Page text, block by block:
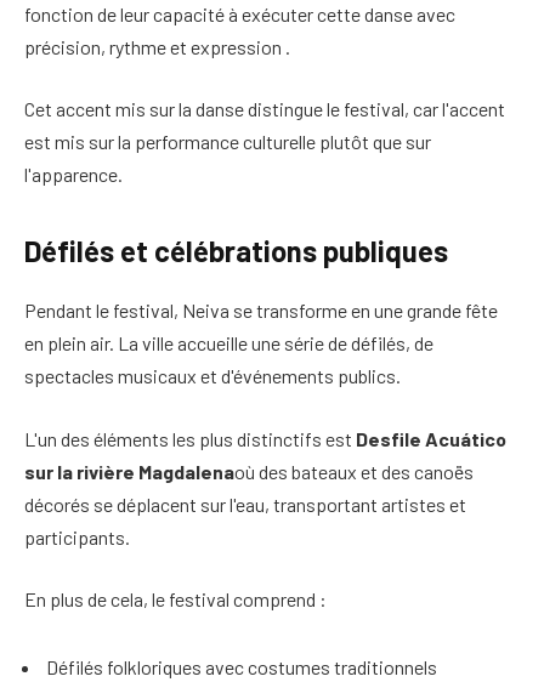
fonction de leur capacité à exécuter cette danse avec
précision, rythme et expression .
Cet accent mis sur la danse distingue le festival, car l'accent
est mis sur la performance culturelle plutôt que sur
l'apparence.
Défilés et célébrations publiques
Pendant le festival, Neiva se transforme en une grande fête
en plein air. La ville accueille une série de défilés, de
spectacles musicaux et d'événements publics.
L'un des éléments les plus distinctifs est Desfile Acuático
sur la rivière Magdalenaoù des bateaux et des canoës
décorés se déplacent sur l'eau, transportant artistes et
participants.
En plus de cela, le festival comprend :
Défilés folkloriques avec costumes traditionnels